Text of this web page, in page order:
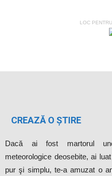
LOC
CREAZĂ O ȘTIRE
Dacă ai fost martorul
meteorologice deosebite, ai
pur şi simplu, te-a amuzat o